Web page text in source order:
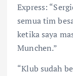
Express:
semua tim
ketika saya
Munchen.”
“Klub sudah